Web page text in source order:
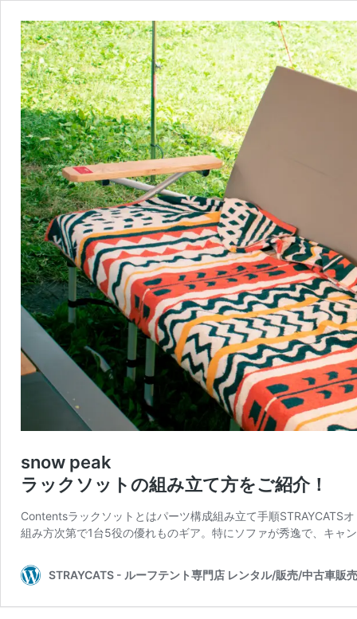
snow peak
ラックソットの組み立て方をご紹介！
Contentsラックソットとはパーツ構成組み立て手順STRAYCATS
組み方次第で1台5役の優れものギア。特にソファが秀逸で、キャ
STRAYCATS - ルーフテント専門店 レンタル/販売/中古車販売